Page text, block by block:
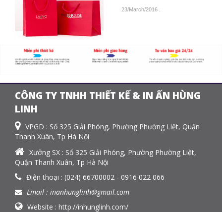
23/March/2016
CÔNG TY TNHH THIẾT KẾ & IN ẤN HÙNG
LINH
VPGD : Số 325 Giải Phóng, Phường Phường Liệt, Quận
Thanh Xuân, Tp Hà Nội
Xưởng SX : Số 325 Giải Phóng, Phường Phường Liệt,
Quận Thanh Xuân, Tp Hà Nội
Điện thoại : (024) 66700002 - 0916 022 066
Email : inanhunglinh@gmail.com
Website : http://inhunglinh.com/